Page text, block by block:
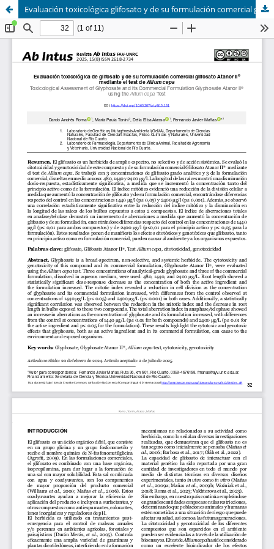
Evaluación toxicológica glifosato y de su formulación comercial glifosato Atanor II mediante el test de Allium cepa